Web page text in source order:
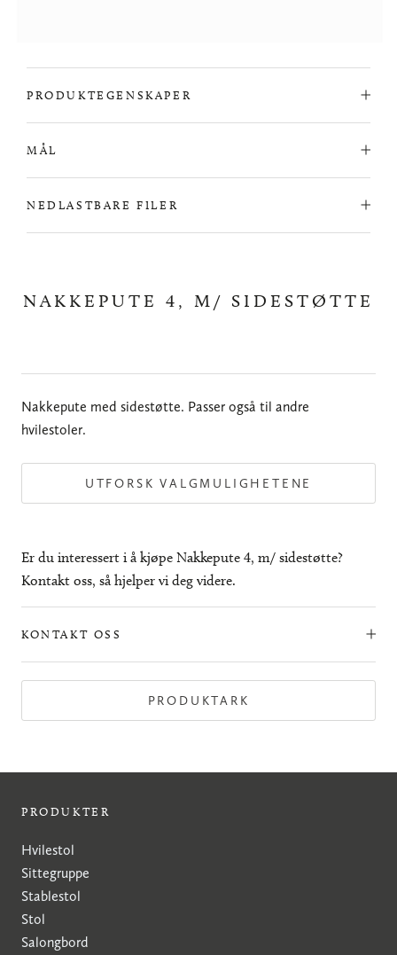
PRODUKTEGENSKAPER
MÅL
NEDLASTBARE FILER
NAKKEPUTE 4, M/ SIDESTØTTE
Nakkepute med sidestøtte. Passer også til andre
hvilestoler.
UTFORSK VALGMULIGHETENE
Er du interessert i å kjøpe Nakkepute 4, m/ sidestøtte?
Kontakt oss, så hjelper vi deg videre.
KONTAKT OSS
PRODUKTARK
PRODUKTER
Hvilestol
Sittegruppe
Stablestol
Stol
Salongbord